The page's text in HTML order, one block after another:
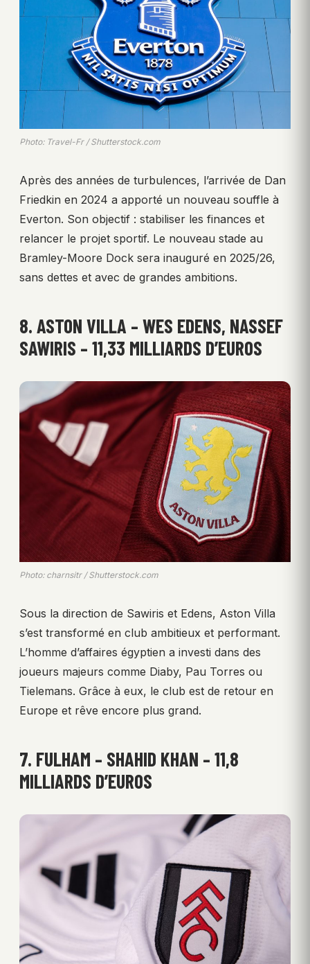
Photo: Travel-Fr / Shutterstock.com
Après des années de turbulences, l’arrivée de Dan
Friedkin en 2024 a apporté un nouveau souffle à
Everton. Son objectif : stabiliser les finances et
relancer le projet sportif. Le nouveau stade au
Bramley-Moore Dock sera inauguré en 2025/26,
sans dettes et avec de grandes ambitions.
8. ASTON VILLA – WES EDENS, NASSEF
SAWIRIS – 11,33 MILLIARDS D’EUROS
Photo: charnsitr / Shutterstock.com
Sous la direction de Sawiris et Edens, Aston Villa
s’est transformé en club ambitieux et performant.
L’homme d’affaires égyptien a investi dans des
joueurs majeurs comme Diaby, Pau Torres ou
Tielemans. Grâce à eux, le club est de retour en
Europe et rêve encore plus grand.
7. FULHAM – SHAHID KHAN – 11,8
MILLIARDS D’EUROS